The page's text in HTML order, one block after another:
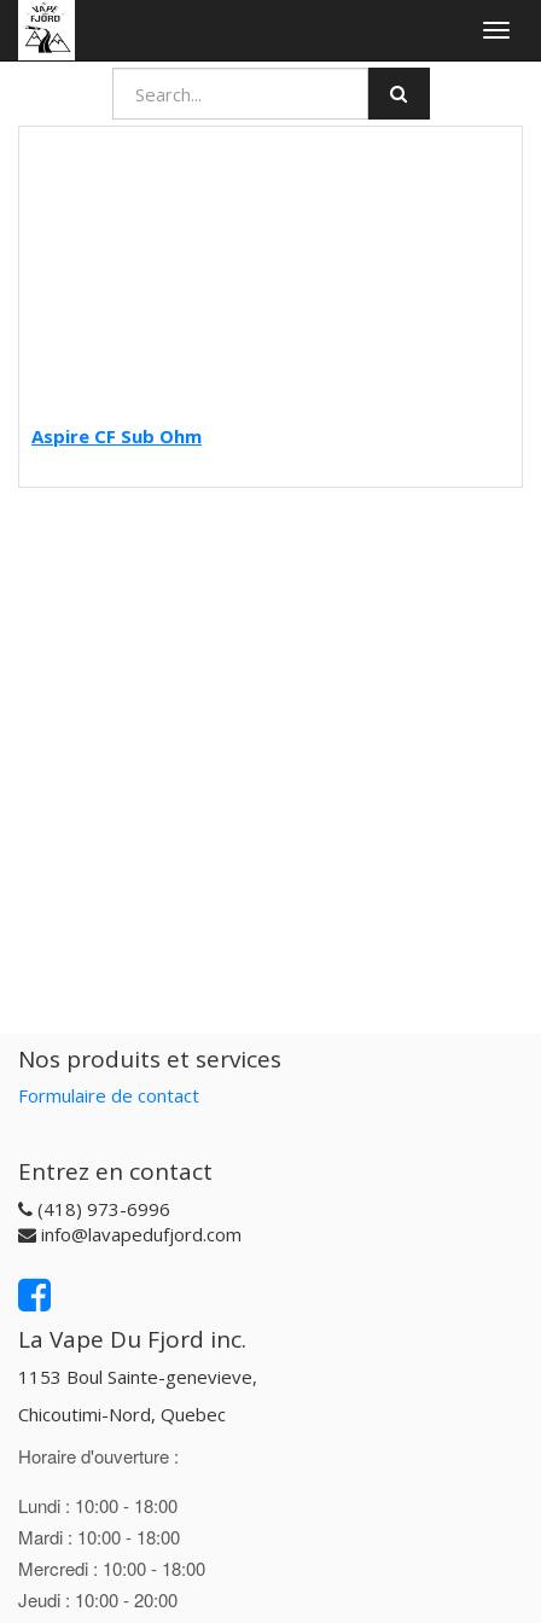
Aspire CF Sub Ohm
Nos produits et services
Formulaire de contact
Entrez en contact
(418) 973-6996
info@lavapedufjord.com
La Vape Du Fjord inc.
1153 Boul Sainte-genevieve,
Chicoutimi-Nord, Quebec
Horaire d'ouverture :
Lundi : 10:00 - 18:00
Mardi : 10:00 - 18:00
Mercredi : 10:00 - 18:00
Jeudi : 10:00 - 20:00